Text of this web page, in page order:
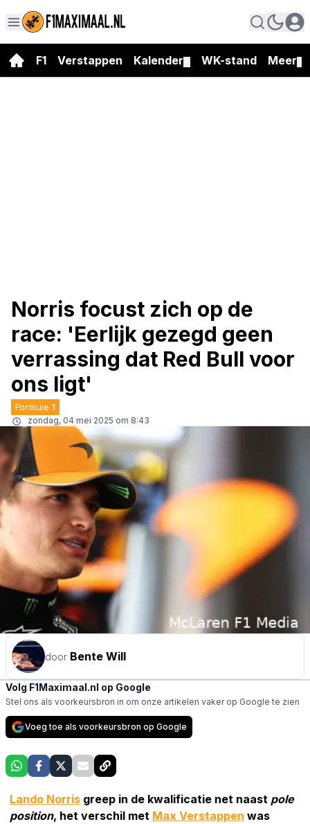
F1 Verstappen Kalender WK-stand Meer
Norris focust zich op de
race: 'Eerlijk gezegd geen
verrassing dat Red Bull voor
ons ligt'
Formule 1
zondag, 04 mei 2025 om 8:43
door Bente Will
Volg F1Maximaal.nl op Google
Stel ons als voorkeursbron in om onze artikelen vaker op Google te zien
Voeg toe als voorkeursbron op Google
Lando Norris greep in de kwalificatie net naast pole
position, het verschil met Max Verstappen was